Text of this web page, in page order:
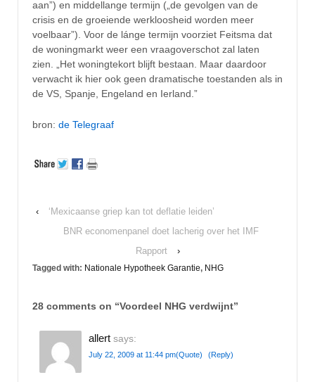
aan”) en middellange termijn („de gevolgen van de
crisis en de groeiende werkloosheid worden meer
voelbaar”). Voor de lánge termijn voorziet Feitsma dat
de woningmarkt weer een vraagoverschot zal laten
zien. „Het woningtekort blijft bestaan. Maar daardoor
verwacht ik hier ook geen dramatische toestanden als in
de VS, Spanje, Engeland en Ierland.”
bron: de Telegraaf
‹
‘Mexicaanse griep kan tot deflatie leiden’
BNR economenpanel doet lacherig over het IMF
Rapport
›
Tagged with: Nationale Hypotheek Garantie, NHG
28 comments on “Voordeel NHG verdwijnt”
allert says:
July 22, 2009 at 11:44 pm(Quote) (Reply)